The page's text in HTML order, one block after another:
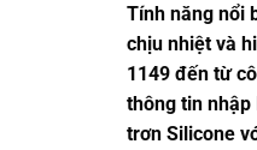
Tính năng nổi
chịu nhiệt và
1149 đến từ
thông tin nhập
trơn Silicone